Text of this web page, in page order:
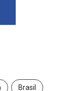
Brasil